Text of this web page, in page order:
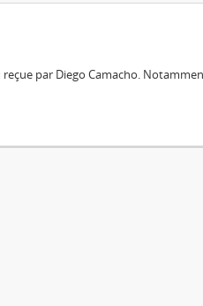
par Diego Camacho.